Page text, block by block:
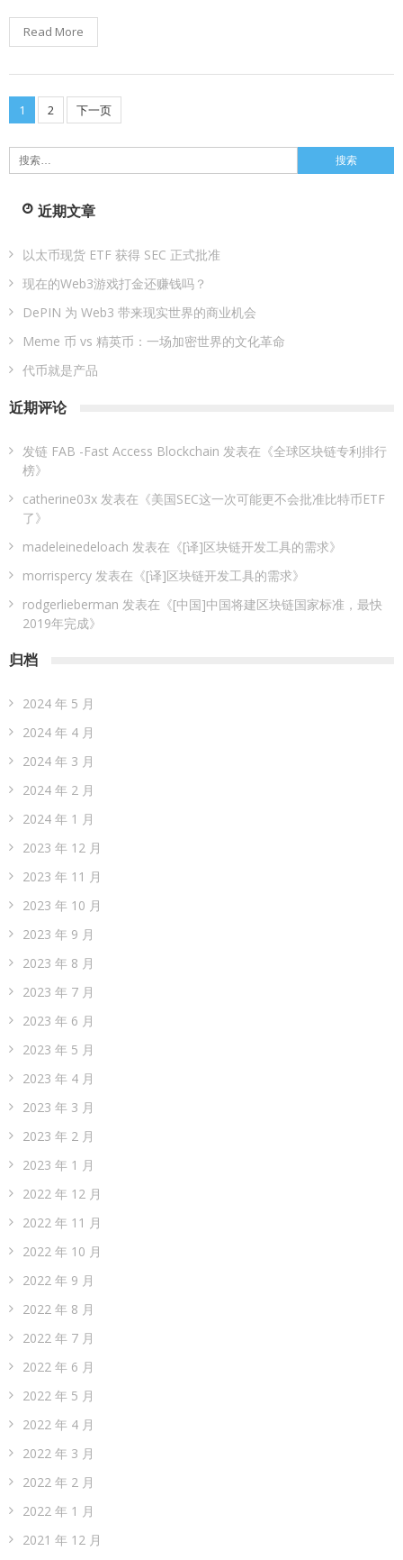
Read More
文
章
1 2 下一页
搜
索：
近期文章
以太币现货 ETF 获得 SEC 正式批准
现在的Web3游戏打金还赚钱吗？
DePIN 为 Web3 带来现实世界的商业机会
Meme 币 vs 精英币：一场加密世界的文化革命
代币就是产品
近期评论
发链 FAB -Fast Access Blockchain 发表在《全球区块链专利排行
榜》
catherine03x 发表在《美国SEC这一次可能更不会批准比特币ETF
了》
madeleinedeloach 发表在《[译]区块链开发工具的需求》
morrispercy 发表在《[译]区块链开发工具的需求》
rodgerlieberman 发表在《[中国]中国将建区块链国家标准，最快
2019年完成》
归档
2024 年 5 月
2024 年 4 月
2024 年 3 月
2024 年 2 月
2024 年 1 月
2023 年 12 月
2023 年 11 月
2023 年 10 月
2023 年 9 月
2023 年 8 月
2023 年 7 月
2023 年 6 月
2023 年 5 月
2023 年 4 月
2023 年 3 月
2023 年 2 月
2023 年 1 月
2022 年 12 月
2022 年 11 月
2022 年 10 月
2022 年 9 月
2022 年 8 月
2022 年 7 月
2022 年 6 月
2022 年 5 月
2022 年 4 月
2022 年 3 月
2022 年 2 月
2022 年 1 月
2021 年 12 月